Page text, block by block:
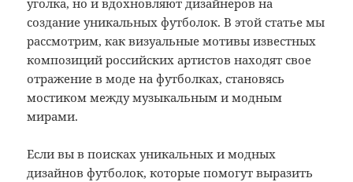
создание уникальных футболок. В этой статье мы
рассмотрим, как визуальные мотивы известных
композиций российских артистов находят свое
отражение в моде на футболках, становясь
мостиком между музыкальным и модным
мирами.
Если вы в поисках уникальных и модных
дизайнов футболок, которые помогут выразить